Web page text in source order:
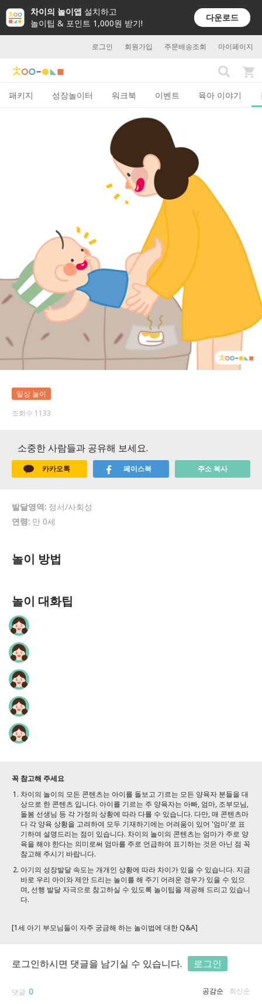
차이의 놀이앱 설치하고
놀이팁 & 포인트 1,000원 받기!
다운로드
로그인 회원가입 주문배송조회 마이페이지
패키지 성장놀이터 워크북 이벤트 육아 이야기
일상 놀이
조회수 1133
소중한 사람들과 공유해 보세요.
카카오톡 페이스북 주소 복사
발달영역: 정서/사회성
연령: 만 0세
놀이 방법
놀이 대화팁
꼭 참고해 주세요
차이의 놀이의 모든 콘텐츠는 아이를 돌보고 기르는 모든 양육자 분들을 대
상으로 한 콘텐츠 입니다. 아이를 기르는 주 양육자는 아빠, 엄마, 조부모님,
돌봄 선생님 등 각 가정의 상황에 따라 다를 수 있습니다. 다만, 매 콘텐츠마
다 각 양육 상황을 고려하여 모두 기재하기에는 어려움이 있어 '엄마'로 표
기하여 설명드리는 점이 있습니다. 차이의 놀이의 콘텐츠는 엄마가 주로 양
육을 해야 한다는 의미로써 엄마를 주로 언급하여 표기하는 것은 아닌 점 꼭
참고해 주시기 바랍니다.
아기의 성장발달 속도는 개개인 상황에 따라 차이가 있을 수 있습니다. 지금
바로 우리 아이와 제안 드리는 놀이를 해 주기 어려운 경우가 있을 수 있으
며, 선행 발달 자극으로 참고하실 수 있도록 놀이팁을 제공해 드리고 있습니
다.
[1세 아기 부모님들이 자주 궁금해 하는 놀이법에 대한 Q&A]
로그인하시면 댓글을 남기실 수 있습니다. 로그인
댓글 0 공감순 최신순